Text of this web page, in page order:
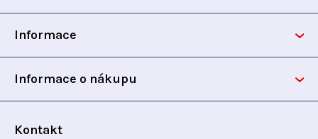
p
Informace
Informace o nákupu
Kontakt